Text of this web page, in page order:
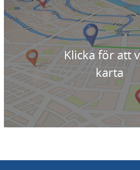
Klicka för att
karta